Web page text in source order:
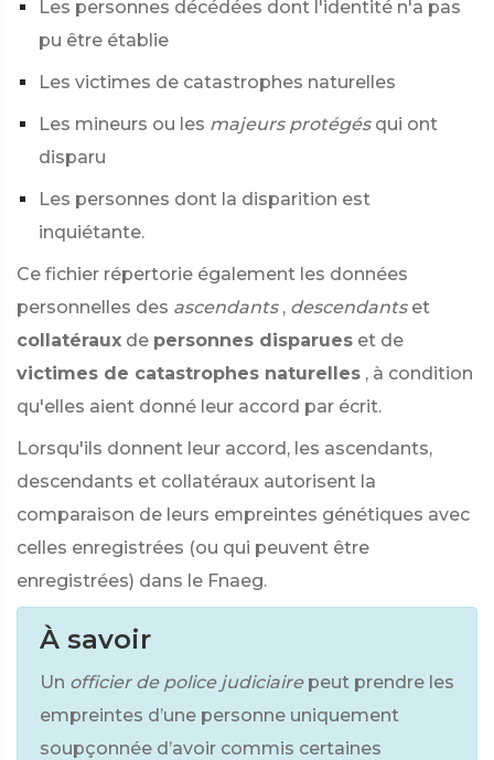
Les personnes décédées dont l'identité n'a pas
pu être établie
Les victimes de catastrophes naturelles
Les mineurs ou les majeurs protégés qui ont
disparu
Les personnes dont la disparition est
inquiétante.
Ce fichier répertorie également les données
personnelles des ascendants , descendants et
collatéraux de personnes disparues et de
victimes de catastrophes naturelles , à condition
qu'elles aient donné leur accord par écrit.
Lorsqu'ils donnent leur accord, les ascendants,
descendants et collatéraux autorisent la
comparaison de leurs empreintes génétiques avec
celles enregistrées (ou qui peuvent être
enregistrées) dans le Fnaeg.
À savoir
Un officier de police judiciaire peut prendre les
empreintes d’une personne uniquement
soupçonnée d’avoir commis certaines